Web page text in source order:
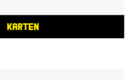
KARTEN